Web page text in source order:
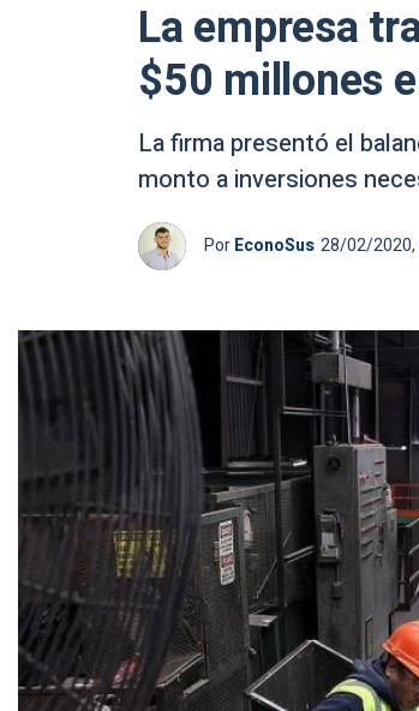
La empresa
$50 millones
La firma presentó el
monto a inversiones
PorEconoSus 28/02/2020,